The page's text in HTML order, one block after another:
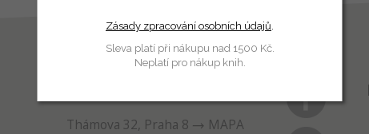
Thámova 32, Praha 8
MAPA
Zásady zpracování osobních údajů.
Sleva platí při nákupu nad 1500 Kč.
Neplatí pro nákup knih.